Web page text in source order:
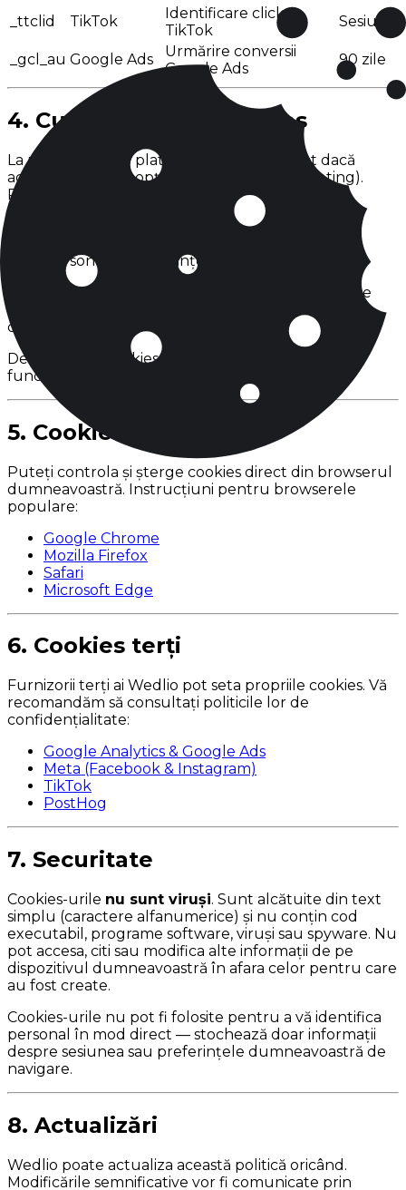
_ttclid
TikTok
Identificare click
TikTok
Sesiune
_gcl_au Google Ads
Urmărire conversii
Google Ads
90 zile
4. Cum gestionați cookies
La prima vizită pe platformă, veți fi întrebat dacă
acceptați cookies opționale (analiză și marketing).
Puteți:
Personaliza preferințele pe categorii
Vă puteți modifica preferințele oricând din setările
dumneavoastră.
Dezactivarea cookies strict necesare poate afecta
funcționarea platformei, inclusiv autentificarea.
5. Cookies în browser
Puteți controla și șterge cookies direct din browserul
dumneavoastră. Instrucțiuni pentru browserele
populare:
Google Chrome
Mozilla Firefox
Safari
Microsoft Edge
6. Cookies terți
Furnizorii terți ai Wedlio pot seta propriile cookies. Vă
recomandăm să consultați politicile lor de
confidențialitate:
Google Analytics & Google Ads
Meta (Facebook & Instagram)
TikTok
PostHog
7. Securitate
Cookies-urile nu sunt viruși. Sunt alcătuite din text
simplu (caractere alfanumerice) și nu conțin cod
executabil, programe software, viruși sau spyware. Nu
pot accesa, citi sau modifica alte informații de pe
dispozitivul dumneavoastră în afara celor pentru care
au fost create.
Cookies-urile nu pot fi folosite pentru a vă identifica
personal în mod direct — stochează doar informații
despre sesiunea sau preferințele dumneavoastră de
navigare.
8. Actualizări
Wedlio poate actualiza această politică oricând.
Modificările semnificative vor fi comunicate prin